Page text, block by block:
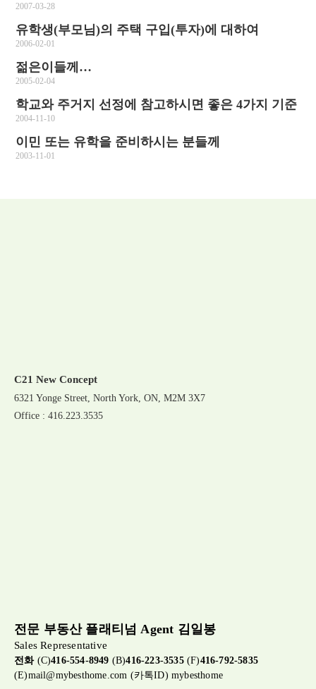
2007-03-28
유학생(부모님)의 주택 구입(투자)에 대하여
2006-02-01
젊은이들께…
2005-02-04
학교와 주거지 선정에 참고하시면 좋은 4가지 기준
2004-11-10
이민 또는 유학을 준비하시는 분들께
2003-11-01
C21 New Concept
6321 Yonge Street, North York, ON, M2M 3X7
Office : 416.223.3535
전문 부동산 플래티넘 Agent 김일봉
Sales Representative
전화(C)416-554-8949 (B)416-223-3535(F)416-792-5835
(E)mail@mybesthome.com (카톡ID) mybesthome